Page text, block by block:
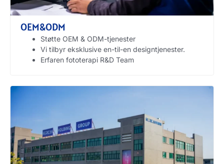
OEM&ODM
Støtte OEM & ODM-tjenester
Vi tilbyr eksklusive en-til-en designtjenester.
Erfaren fototerapi R&D Team